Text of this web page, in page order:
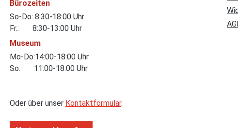
Bürozeiten
So-Do: 8:30-18:00 Uhr
Fr.: 8:30-13:00 Uhr
Museum
Mo-Do:14:00-18:00 Uhr
So: 11:00-18:00 Uhr
Oder über unser Kontaktformular.